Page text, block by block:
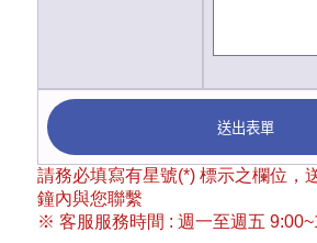
送出表單
請務必填寫有星號(*) 標示之欄位，
鐘內與您聯繫
※ 客服服務時間 : 週一至週五